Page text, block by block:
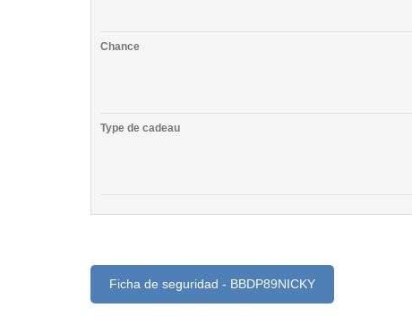
Chance
Type de cadeau
Ficha de seguridad - BBDP89NICKY